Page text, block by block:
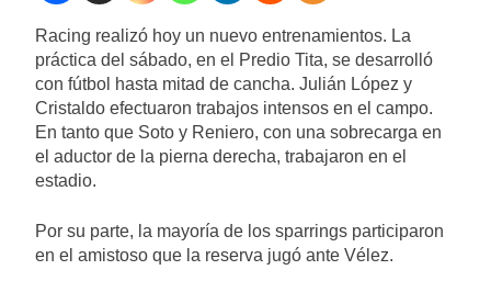
Racing realizó hoy un nuevo entrenamientos. La
práctica del sábado, en el Predio Tita, se desarrolló
con fútbol hasta mitad de cancha. Julián López y
Cristaldo efectuaron trabajos intensos en el campo.
En tanto que Soto y Reniero, con una sobrecarga en
el aductor de la pierna derecha, trabajaron en el
estadio.
Por su parte, la mayoría de los sparrings participaron
en el amistoso que la reserva jugó ante Vélez.